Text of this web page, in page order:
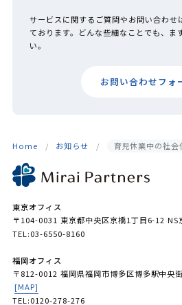
サービスに関するご質問やお問い合わせ
ております。どんな些細なことでも、ま
い。
お問い合わせフォ
Home お知らせ 育児休業中の社会
東京オフィス
〒104-0031 東京都中央区京橋1丁目6-12 NS
TEL:03-6550-8160
福岡オフィス
〒812-0012 福岡県福岡市博多区博多駅中央
[MAP]
TEL:0120-278-276